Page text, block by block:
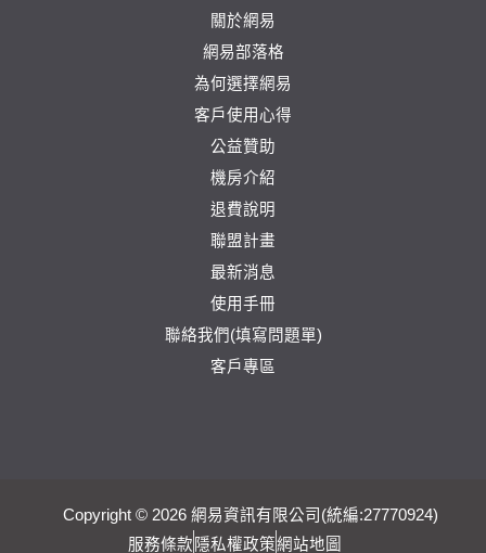
關於網易
網易部落格
為何選擇網易
客戶使用心得
公益贊助
機房介紹
退費說明
聯盟計畫
最新消息
使用手冊
聯絡我們(填寫問題單)
客戶專區
Copyright © 2026 網易資訊有限公司(統編:27770924)
服務條款 隱私權政策網站地圖